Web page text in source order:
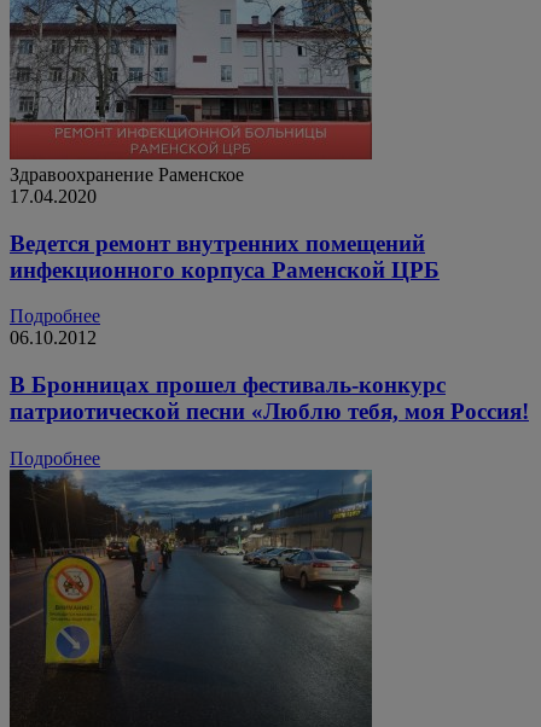
Здравоохранение Раменское
17.04.2020
Ведется ремонт внутренних помещений
инфекционного корпуса Раменской ЦРБ
Подробнее
06.10.2012
В Бронницах прошел фестиваль-конкурс
патриотической песни «Люблю тебя, моя Россия!
Подробнее